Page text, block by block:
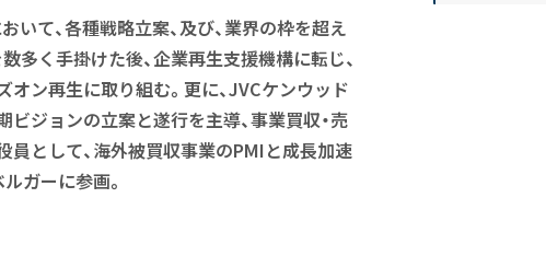
て、各種戦略立案、及び、業界の枠を超え
多く手掛けた後、企業再生支援機構に転じ、
ン再生に取り組む。更に、JVCケンウッド
ビジョンの立案と遂行を主導、事業買収・売
員として、海外被買収事業のPMIと成長加速
ガーに参画。